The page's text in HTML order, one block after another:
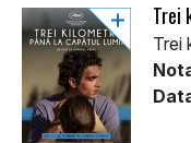
Trei
Trei